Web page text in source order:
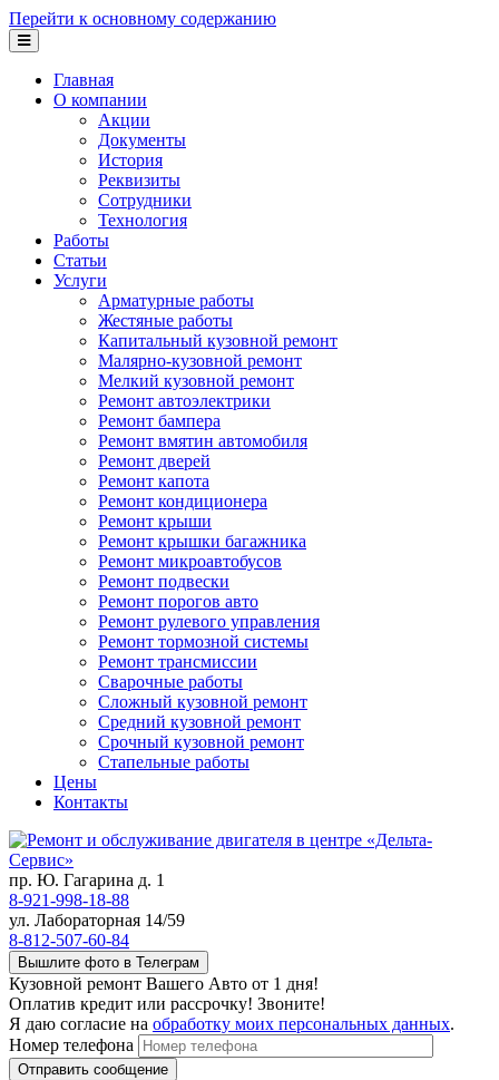
Перейти к основному содержанию
Главная
О компании
Акции
Документы
История
Реквизиты
Сотрудники
Технология
Работы
Статьи
Услуги
Арматурные работы
Жестяные работы
Капитальный кузовной ремонт
Малярно-кузовной ремонт
Мелкий кузовной ремонт
Ремонт автоэлектрики
Ремонт бампера
Ремонт вмятин автомобиля
Ремонт дверей
Ремонт капота
Ремонт кондиционера
Ремонт крыши
Ремонт крышки багажника
Ремонт микроавтобусов
Ремонт подвески
Ремонт порогов авто
Ремонт рулевого управления
Ремонт тормозной системы
Ремонт трансмиссии
Сварочные работы
Сложный кузовной ремонт
Средний кузовной ремонт
Срочный кузовной ремонт
Стапельные работы
Цены
Контакты
пр. Ю. Гагарина д. 1
8-921-998-18-88
ул. Лабораторная 14/59
8-812-507-60-84
Вышлите фото в Телеграм
Кузовной ремонт Вашего Авто от 1 дня!
Оплатив кредит или рассрочку! Звоните!
Я даю согласие на обработку моих персональных данных.
Номер телефона